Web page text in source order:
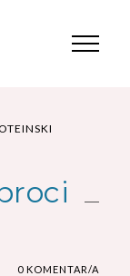
0 KOMENTAR/A